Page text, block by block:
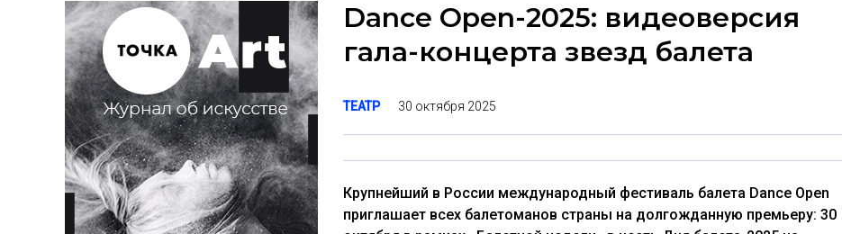
Dance Open-2025: видеоверсия
гала-концерта звезд балета
ТЕАТР 30 октября 2025
Крупнейший в России международный фестиваль балета Dance Open
приглашает всех балетоманов страны на долгожданную премьеру: 30